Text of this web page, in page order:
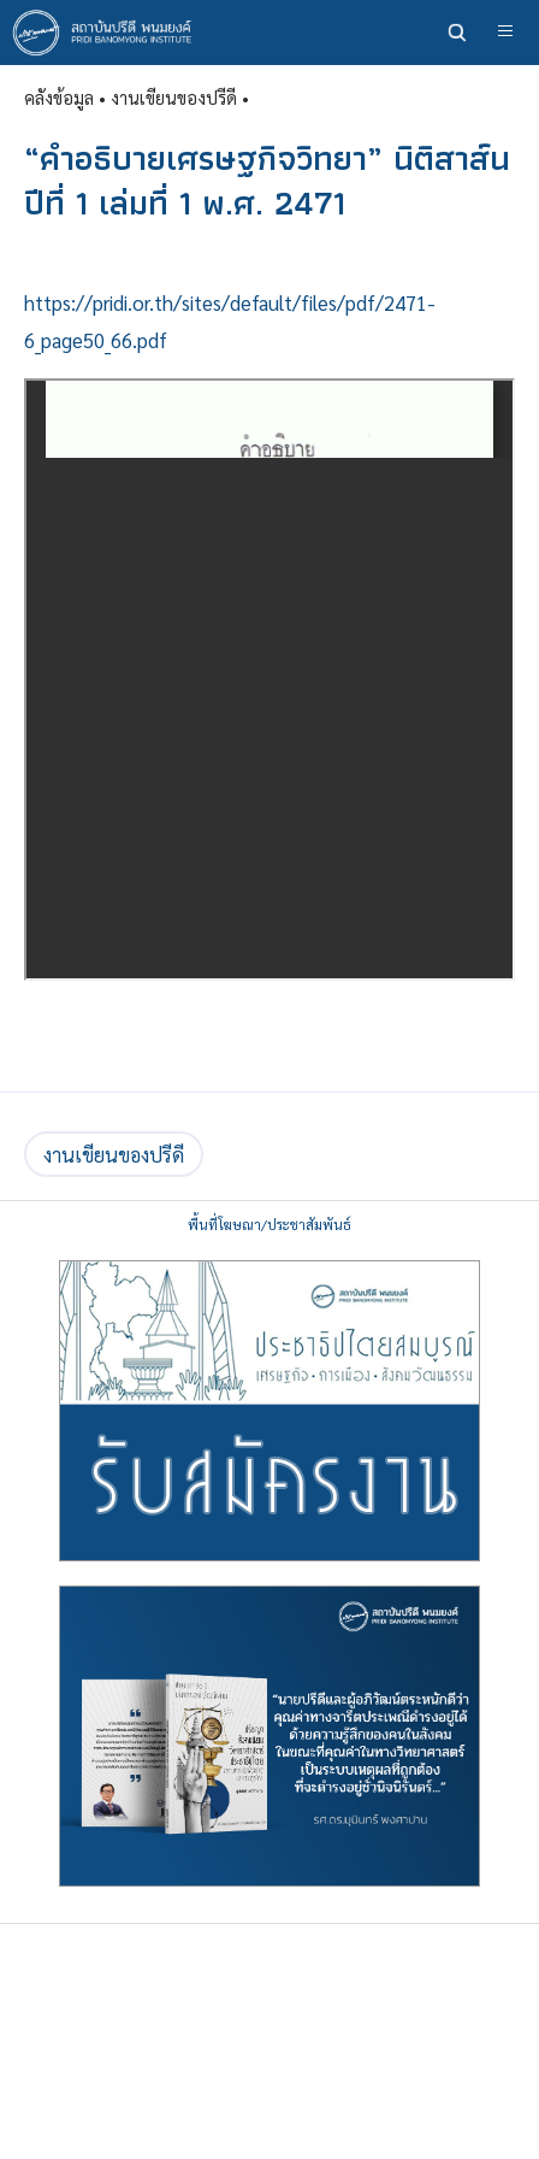
ข้าม
ไป
ยัง
เนื้อหา
คลังข้อมูล • งานเขียนของปรีดี •
“คำอธิบายเศรษฐกิจวิทยา” นิติสาส์น
ปีที่ 1 เล่มที่ 1 พ.ศ. 2471
https://pridi.or.th/sites/default/files/pdf/2471-
6_page50_66.pdf
งานเขียนของปรีดี
พื้นที่โฆษณา/ประชาสัมพันธ์